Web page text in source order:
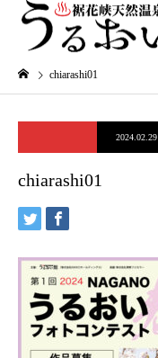
chiarashi01
2024.02.29
chiarashi01